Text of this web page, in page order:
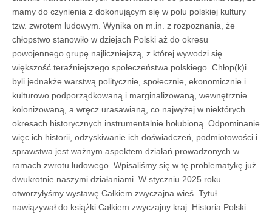
mamy do czynienia z dokonującym się w polu polskiej kultury
tzw. zwrotem ludowym. Wynika on m.in. z rozpoznania, że
chłopstwo stanowiło w dziejach Polski aż do okresu
powojennego grupę najliczniejszą, z której wywodzi się
większość teraźniejszego społeczeństwa polskiego. Chłop(k)i
byli jednakże warstwą politycznie, społecznie, ekonomicznie i
kulturowo podporządkowaną i marginalizowaną, wewnętrznie
kolonizowaną, a wręcz urasawianą, co najwyżej w niektórych
okresach historycznych instrumentalnie hołubioną. Odpominanie
więc ich historii, odzyskiwanie ich doświadczeń, podmiotowości i
sprawstwa jest ważnym aspektem działań prowadzonych w
ramach zwrotu ludowego. Wpisaliśmy się w tę problematykę już
dwukrotnie naszymi działaniami. W styczniu 2025 roku
otworzyłyśmy wystawę Całkiem zwyczajna wieś. Tytuł
nawiązywał do książki Całkiem zwyczajny kraj. Historia Polski